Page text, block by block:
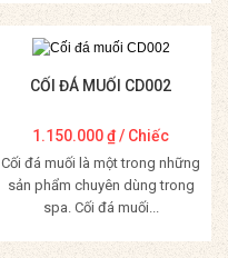
Mua Hàng
CỐI ĐÁ MUỐI CD002
1.150.000₫/ Chiếc
Cối đá muối là một trong những
sản phẩm chuyên dùng trong
spa. Cối đá muối...
Mua Hàng